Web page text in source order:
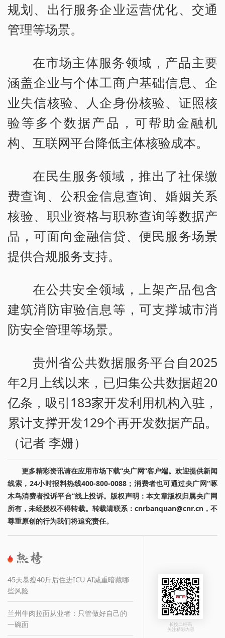
规划、出行服务企业运营优化、交通
管理等场景。
在市场主体服务领域，产品主要
涵盖企业与个体工商户基础信息、企
业失信核验、人企身份核验、证照核
验等多个数据产品，可帮助金融机
构、互联网平台降低主体核验成本。
在民生服务领域，推出了社保缴
费查询、公积金信息查询、婚姻关系
核验、职业资格与职称查询等数据产
品，可面向金融信贷、便民服务场景
提供合规服务支持。
在公共安全领域，上架产品包含
建筑消防审验信息等，可支撑城市消
防安全管理等场景。
贵州省公共数据服务平台自2025
年2月上线以来，已归集公共数据超20
亿条，吸引183家开发利用机构入驻，
累计支撑开发129个再开发数据产品。
（记者 李姗）
更多精彩资讯请在应用市场下载“央广网”客户端。欢迎提供新闻
线索，24小时报料热线400-800-0088；消费者也可通过央广网“啄
木鸟消费者投诉平台”线上投诉。版权声明：本文章版权归属央广网
所有，未经授权不得转载。转载请联系：cnrbanquan@cnr.cn，不
尊重原创的行为我们将追究责任。
45天暴瘦40斤后住进ICU AI减重暗藏哪
些风险
兰州牛肉拉面从业者：只管做好自己的
一碗面
长按二维码
关注精彩内容